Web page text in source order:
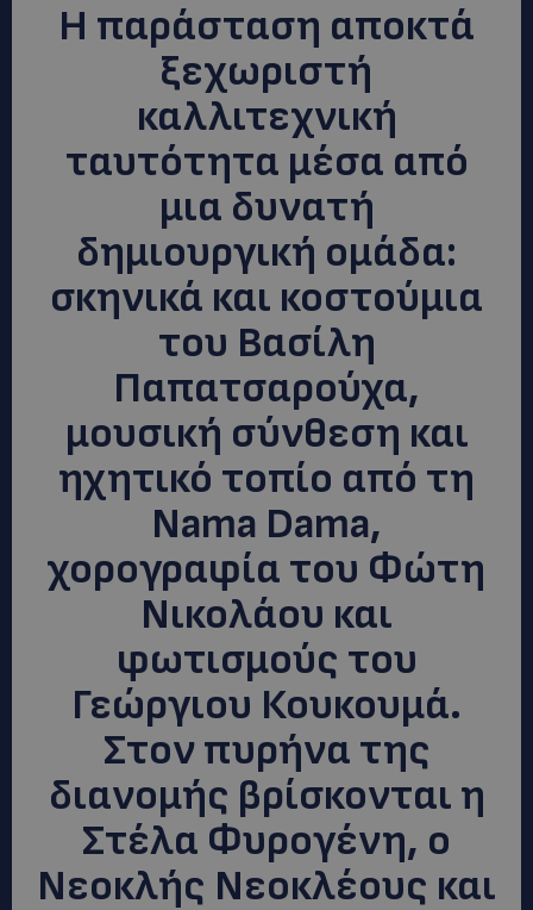
Η παράσταση αποκτά
ξεχωριστή
καλλιτεχνική
ταυτότητα μέσα από
μια δυνατή
δημιουργική ομάδα:
σκηνικά και κοστούμια
του Βασίλη
Παπατσαρούχα,
μουσική σύνθεση και
ηχητικό τοπίο από τη
Nama Dama,
χορογραφία του Φώτη
Νικολάου και
φωτισμούς του
Γεώργιου Κουκουμά.
Στον πυρήνα της
διανομής βρίσκονται η
Στέλα Φυρογένη, ο
Νεοκλής Νεοκλέους και